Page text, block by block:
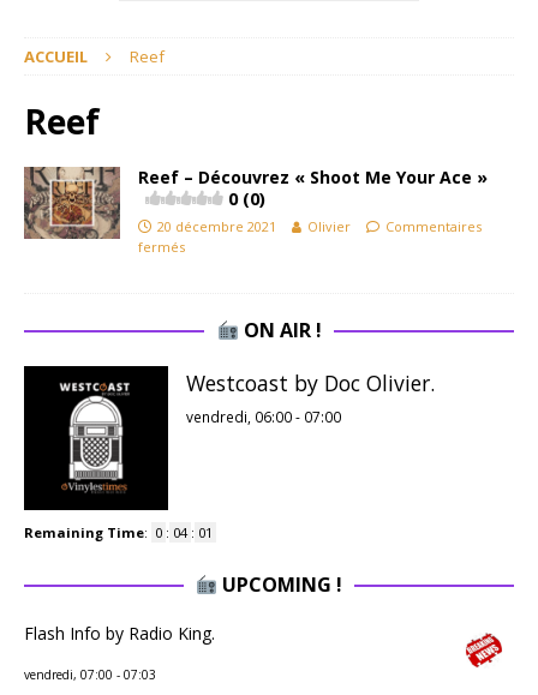
ACCUEIL Reef
Reef
Reef – Découvrez « Shoot Me Your Ace »
0 (0)
20 décembre 2021 Olivier
Commentaires
fermés
ON AIR !
Westcoast by Doc Olivier.
vendredi, 06:00- 07:00
Remaining Time: 0 : 04 : 00
UPCOMING !
Flash Info by Radio King.
vendredi, 07:00 - 07:03